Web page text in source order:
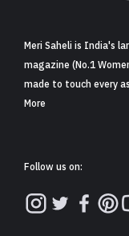
Meri Saheli is India's
magazine (No.1
made to touch every
More
Follow us on: